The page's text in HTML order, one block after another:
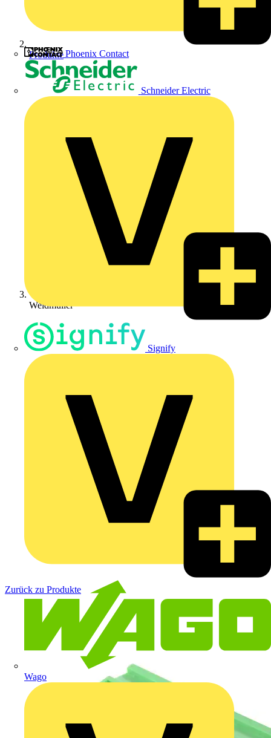
Phoenix Contact
Schneider Electric
Signify
Wago
Produkte
Weidmüller
Zurück zu Produkte